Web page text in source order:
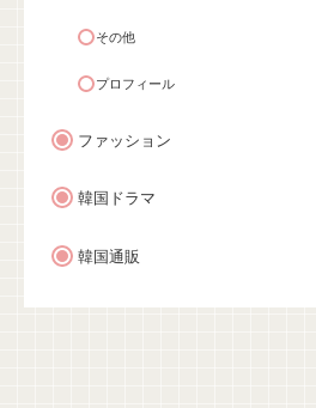
その他
プロフィール
ファッション
韓国ドラマ
韓国通販